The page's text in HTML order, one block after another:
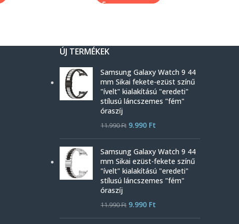
ÚJ TERMÉKEK
Samsung Galaxy Watch 9 44
mm Sikai fekete-ezüst színű
"ívelt" kialakítású "eredeti"
stílusú láncszemes "fém"
óraszíj
11.990Ft 9.990 Ft
Samsung Galaxy Watch 9 44
mm Sikai ezüst-fekete színű
"ívelt" kialakítású "eredeti"
stílusú láncszemes "fém"
óraszíj
11.990Ft 9.990 Ft